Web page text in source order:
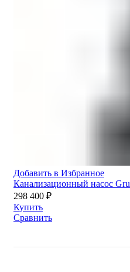
Добавить в Избранное
Канализационный насос
298 400 ₽
Купить
Сравнить